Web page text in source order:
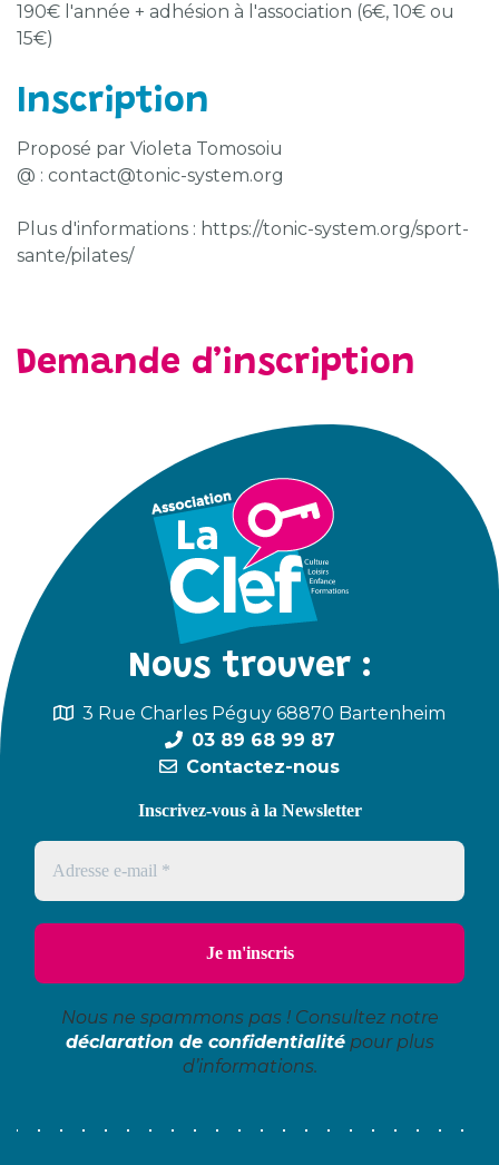
190€ l'année + adhésion à l'association (6€, 10€ ou
15€)
Inscription
Proposé par Violeta Tomosoiu
@ : contact@tonic-system.org
Plus d'informations : https://tonic-system.org/sport-
sante/pilates/
Demande d’inscription
Nous trouver :
3 Rue Charles Péguy 68870 Bartenheim
03 89 68 99 87
Contactez-nous
Inscrivez-vous à la Newsletter
Nous ne spammons pas ! Consultez notre
déclaration de confidentialitépour plus
d’informations.